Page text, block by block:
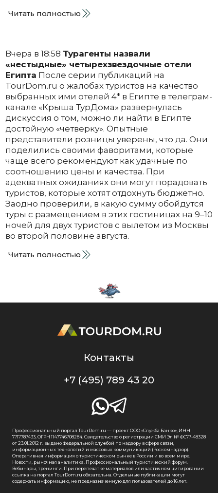
Читать полностью
Вчера в 18:58 Турагенты назвали
«нестыдные» четырехзвездочные отели
Египта После серии публикаций на
TourDom.ru о жалобах туристов на качество
выбранных ими отелей 4* в Египте в телеграм-
канале «Крыша ТурДома» развернулась
дискуссия о том, можно ли найти в Египте
достойную «четверку». Опытные
представители розницы уверены, что да. Они
поделились своими фаворитами, которые
чаще всего рекомендуют как удачные по
соотношению цены и качества. При
адекватных ожиданиях они могут порадовать
туристов, которые хотят отдохнуть бюджетно.
Заодно проверили, в какую сумму обойдутся
туры с размещением в этих гостиницах на 9–10
ночей для двух туристов с вылетом из Москвы
во второй половине августа.
Читать полностью
Контакты
+7 (495) 789 43 20
Профессиональный портал TourDom.ru — проект ООО «Служба Банко», ИНН
7717787433, ОГРН 1147746708284. Свидетельство о регистрации СМИ Эл № ФС77-48328
от 23.01.2012 г. выдано Федеральной службой по надзору в сфере связи,
информационных технологий и массовых коммуникаций (Роскомнадзор).
Оперативная информация о туристическом рынке в России и во всем мире.
Новости, рыночная аналитика. Профессиональный туристический форум.
Вебинары, тренинги. При перепечатке материалов или частичном цитировании
ссылка на портал TourDom.ru обязательна. Отдельные публикации могут
содержать информацию, не предназначенную для пользователей до 16 лет.